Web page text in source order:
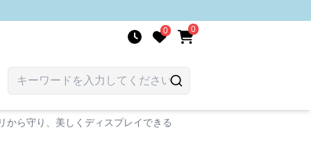
0 0
から守り、美しくディスプレイできる